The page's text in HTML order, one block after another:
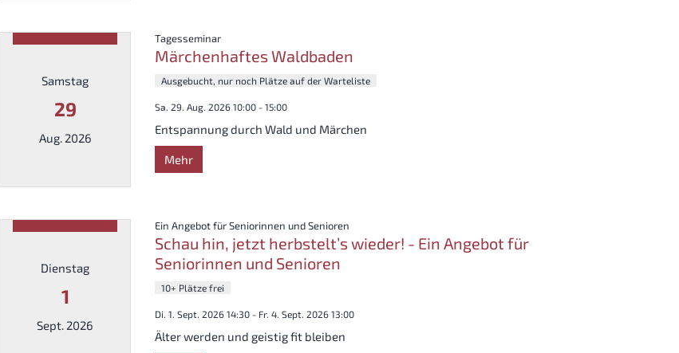
Samstag
29
Aug. 2026
Tagesseminar:
Märchenhaftes Waldbaden
Ausgebucht, nur noch Plätze auf der Warteliste
Sa. 29. Aug. 2026 10:00 - 15:00
Entspannung durch Wald und Märchen
Mehr
Dienstag
1
Sept. 2026
Ein Angebot für Seniorinnen und Senioren
Schau hin, jetzt herbstelt’s wieder! - Ein Angebot für
Seniorinnen und Senioren
10+ Plätze frei
Di. 1. Sept. 2026 14:30 - Fr. 4. Sept. 2026 13:00
Älter werden und geistig fit bleiben